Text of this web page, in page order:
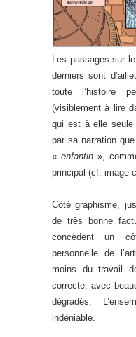
Les passages sur
derniers sont
toute l’histoire
(visiblement à lire
qui est à elle seule
par sa narration
«enfantin »,
principal (cf. image
Côté graphisme,
de très bonne
concèdent un
personnelle de
moins du travail
correcte, avec
dégradés.
indéniable.